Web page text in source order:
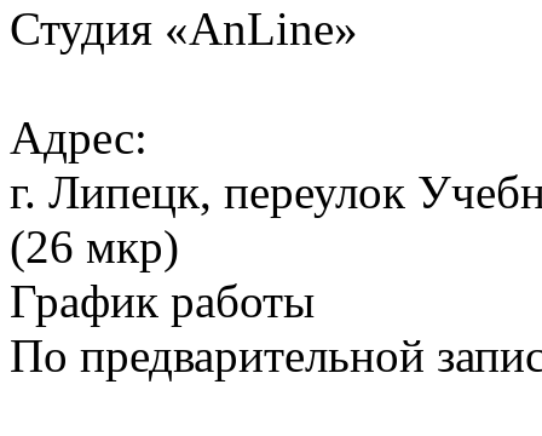
Студия «AnLine»
Адрес:
г. Липецк, переулок
(26 мкр)
График работы
По предварительной